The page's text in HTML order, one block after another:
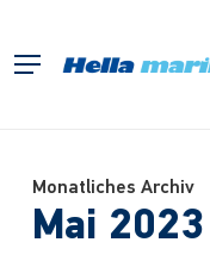
springen
Menü
Monatliches Archiv
Mai 2023